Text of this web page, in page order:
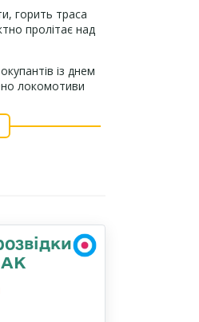
горить траса
пролітає над
із днем
локомотиви